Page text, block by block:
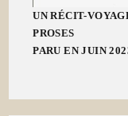
UN RÉCIT-
PROSES
PARU EN JUIN